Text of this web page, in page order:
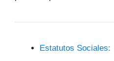
Estatutos Sociales: